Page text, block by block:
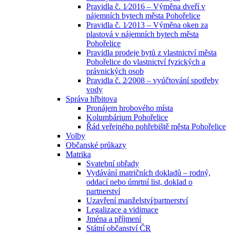
Pravidla č. 1⁄2016 – Výměna dveří v
nájemních bytech města Pohořelice
Pravidla č. 1⁄2013 – Výměna oken za
plastová v nájemních bytech města
Pohořelice
Pravidla prodeje bytů z vlastnictví města
Pohořelice do vlastnictví fyzických a
právnických osob
Pravidla č. 2⁄2008 – vyúčtování spotřeby
vody
Správa hřbitova
Pronájem hrobového místa
Kolumbárium Pohořelice
Řád veřejného pohřebiště města Pohořelice
Volby
Občanské průkazy
Matrika
Svatební obřady
Vydávání matričních dokladů – rodný,
oddací nebo úmrtní list, doklad o
partnerství
Uzavření manželství⁄partnerství
Legalizace a vidimace
Jména a příjmení
Státní občanství ČR